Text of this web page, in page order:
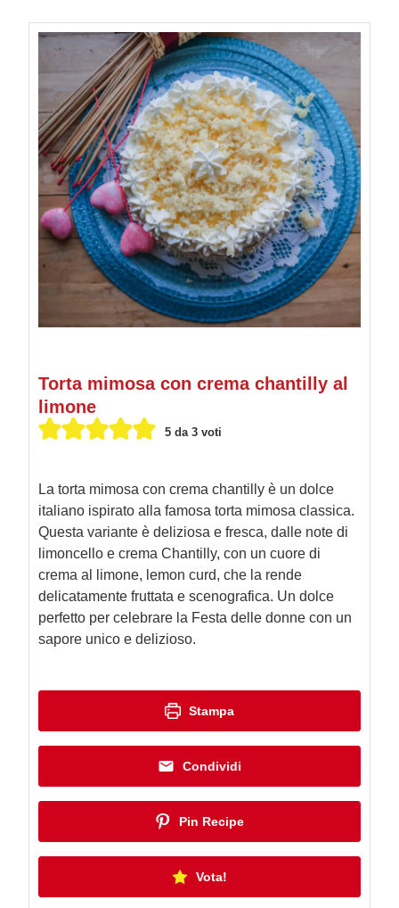
Torta mimosa con crema chantilly al
limone
5da 3voti
La torta mimosa con crema chantilly è un dolce
italiano ispirato alla famosa torta mimosa classica.
Questa variante è deliziosa e fresca, dalle note di
limoncello e crema Chantilly, con un cuore di
crema al limone, lemon curd, che la rende
delicatamente fruttata e scenografica. Un dolce
perfetto per celebrare la Festa delle donne con un
sapore unico e delizioso.
Stampa
Condividi
Pin Recipe
Vota!